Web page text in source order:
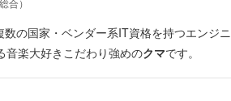
合）
の国家・ベンダー系IT資格を持つエンジニ
音楽大好きこだわり強めのクマです。